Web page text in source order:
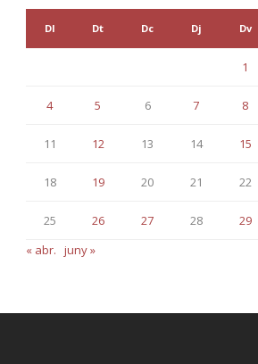
Dl Dt Dc Dj Dv
1
4 5 6 7 8
11 12 13 14 15
18 19 20 21 22
25 26 27 28 29
« abr. juny »